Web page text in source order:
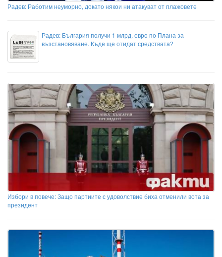
Радев: Работим неуморно, докато някои ни атакуват от плажовете
Радев: България получи 1 млрд. евро по Плана за
възстановяване. Къде ще отидат средствата?
Избори в повече: Защо партиите с удоволствие биха отменили вота за
президент